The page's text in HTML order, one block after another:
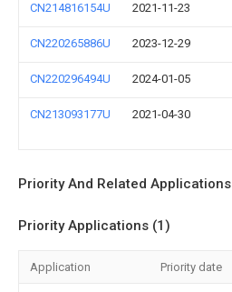
CN214816154U 2021-11-23
CN220265886U 2023-12-29
CN220296494U 2024-01-05
CN213093177U 2021-04-30
Priority And Related Applications
Priority Applications (1)
Application Priority date